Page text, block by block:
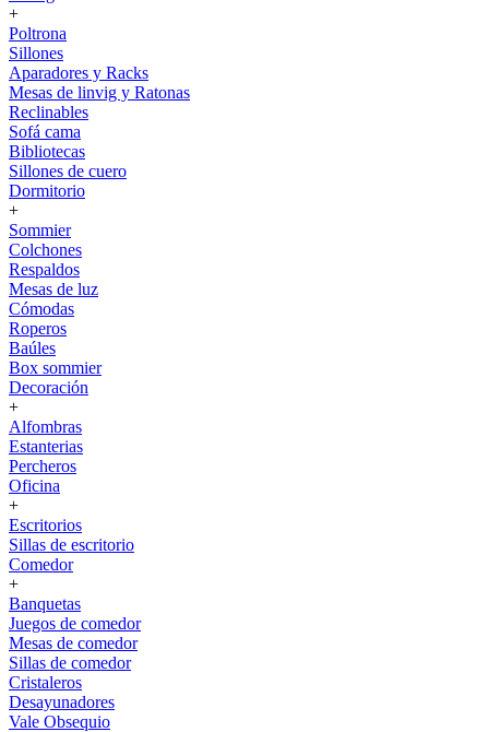
+
Poltrona
Sillones
Aparadores y Racks
Mesas de linvig y Ratonas
Reclinables
Sofá cama
Bibliotecas
Sillones de cuero
Dormitorio
+
Sommier
Colchones
Respaldos
Mesas de luz
Cómodas
Roperos
Baúles
Box sommier
Decoración
+
Alfombras
Estanterias
Percheros
Oficina
+
Escritorios
Sillas de escritorio
Comedor
+
Banquetas
Juegos de comedor
Mesas de comedor
Sillas de comedor
Cristaleros
Desayunadores
Vale Obsequio